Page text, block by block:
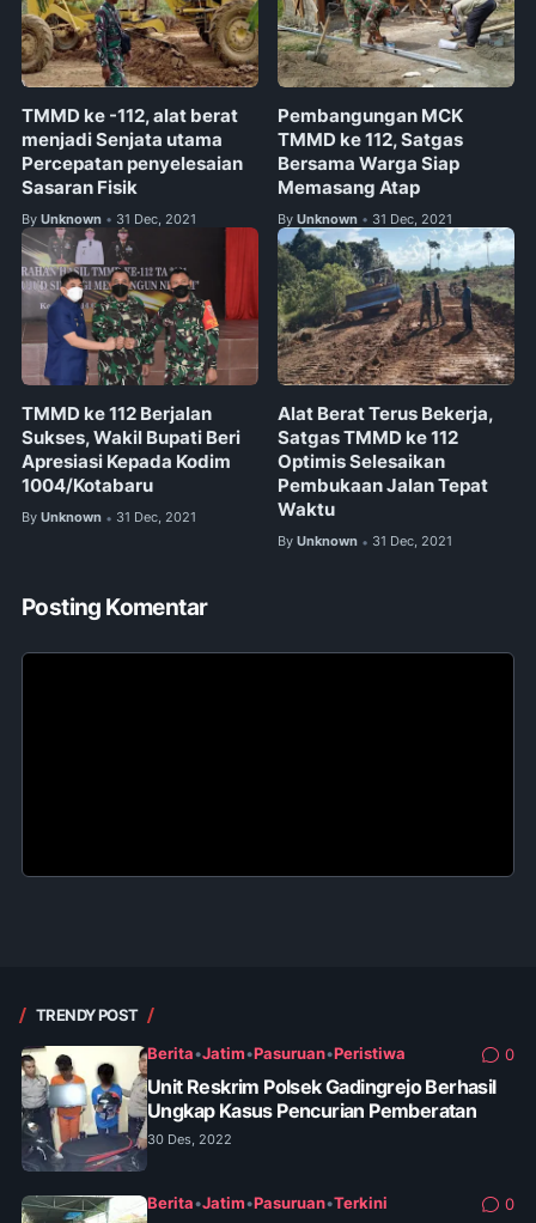
TMMD ke -112, alat berat
menjadi Senjata utama
Percepatan penyelesaian
Sasaran Fisik
By Unknown • 31 Dec, 2021
Pembangungan MCK
TMMD ke 112, Satgas
Bersama Warga Siap
Memasang Atap
By Unknown • 31 Dec, 2021
TMMD ke 112 Berjalan
Sukses, Wakil Bupati Beri
Apresiasi Kepada Kodim
1004/Kotabaru
By Unknown • 31 Dec, 2021
Alat Berat Terus Bekerja,
Satgas TMMD ke 112
Optimis Selesaikan
Pembukaan Jalan Tepat
Waktu
By Unknown • 31 Dec, 2021
Posting Komentar
TRENDY POST
Berita•Jatim•Pasuruan•Peristiwa 0
Unit Reskrim Polsek Gadingrejo Berhasil
Ungkap Kasus Pencurian Pemberatan
30 Des, 2022
Berita•Jatim•Pasuruan•Terkini 0